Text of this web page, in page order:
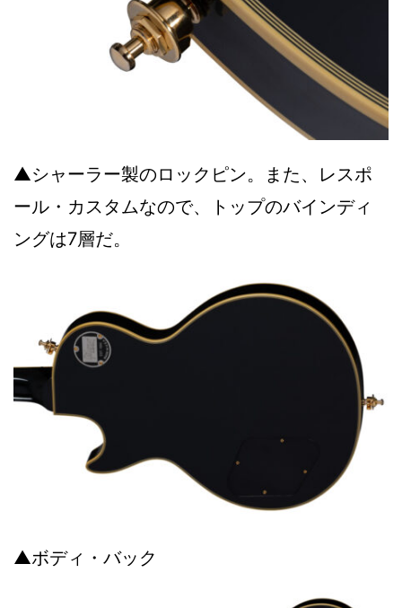
▲シャーラー製のロックピン。また、レスポ
ール・カスタムなので、トップのバインディ
ングは7層だ。
▲ボディ・バック